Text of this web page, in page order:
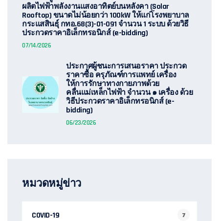
ผลิตไฟฟ้าพลังงานแสงอาทิตย์บนหลังคา (Solar
Rooftop) ขนาดไม่น้อยกว่า 100kW ให้แก่โรงพยาบาล
กระแสสินธุ์ กทอ.68(3)-01-091 จำนวน 1 ระบบ ด้วยวิธี
ประกวดราคาอิเล็กทรอนิกส์ (e-bidding)
07/14/2026
ประกาศผู้ชนะการเสนอราคา ประกวด
ราคาซื้อ ครุภัณฑ์การแพทย์ เครื่อง
ให้การรักษาทางกายภาพด้วย
คลื่นแม่เหล็กไฟฟ้า จำนวน ๑ เครื่อง ด้วย
วิธีประกวดราคาอิเล็กทรอนิกส์ (e-
bidding)
06/23/2026
หมวดหมู่ข่าว
COVID-19 7